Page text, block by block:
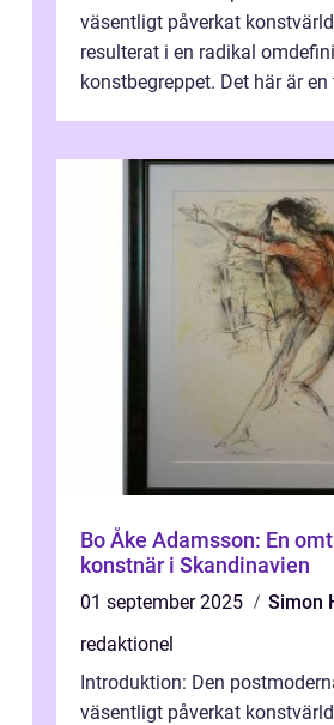
väsentligt påverkat
resulterat i en radikal
konstbegreppet. Det här är
Bo Åke Adamsson: En
konstnär i Skandinavien
01 september 2025
Simon
redaktionel
Introduktion: Den
väsentligt påverkat